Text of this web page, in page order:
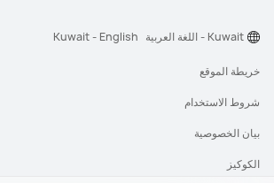
خريطة الموقع
شروط الاستخدام
بيان الخصوصية
الكوكيز
Kuwait - اللغة العربية Kuwait - English